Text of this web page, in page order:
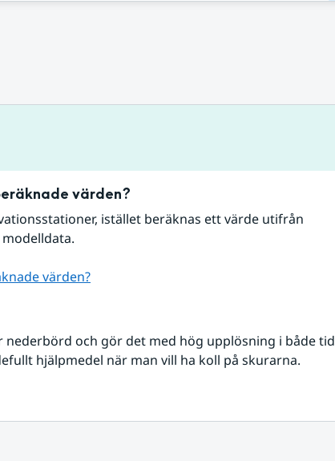
värden?
istället beräknas ett värde utifrån
värden?
nederbörd och gör det med hög upplösning i både tid
hjälpmedel när man vill ha koll på skurarna.